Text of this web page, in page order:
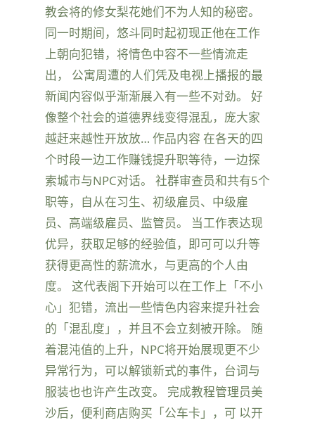
教会将的修女梨花她们不为人知的秘密。
同一时期间，悠斗同时起初现正他在工作
上朝向犯错，将情色中容不一些情流走
出， 公寓周遭的人们凭及电视上播报的最
新闻内容似乎渐渐展入有一些不对劲。 好
像整个社会的道德界线变得混乱，庞大家
越赶来越性开放放… 作品内容 在各天的四
个时段一边工作赚钱提升职等待，一边探
索城市与NPC对话。 社群审查员和共有5个
职等，自从在习生、初级雇员、中级雇
员、高端级雇员、监管员。 当工作表达现
优异，获取足够的经验值，即可可以升等
获得更高性的薪流水，与更高的个人由
度。 这代表阁下开始可以在工作上「不小
心」犯错，流出一些情色内容来提升社会
的「混乱度」，并且不会立刻被开除。 随
着混沌值的上升，NPC将开始展现更不少
异常行为，可以解锁新式的事件，台词与
服装也也许产生改变。 完成教程管理员美
沙后，便利商店购买「公车卡」，可 以开